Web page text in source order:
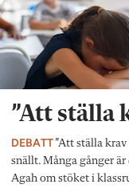
”Att ställa
DEBATT”Att ställa
snällt. Många gånger
Agah om stöket i